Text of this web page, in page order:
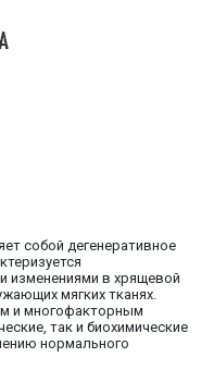
собой дегенеративное
изменениями в хрящевой
мягких тканях.
и многофакторным
так и биохимические
нормального